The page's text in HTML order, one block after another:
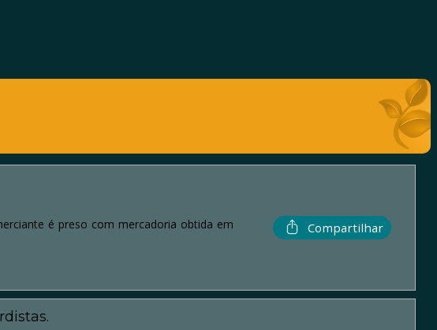
é preso com mercadoria obtida em
Compartilhar